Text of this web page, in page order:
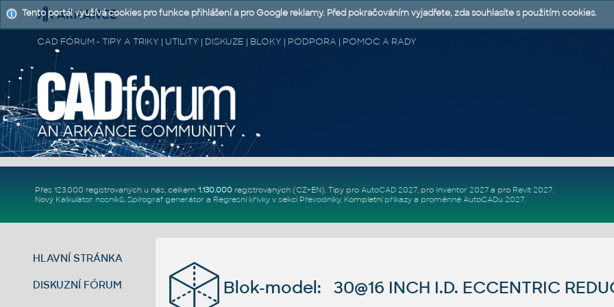
CAD FÓRUM - TIPY A TRIKY | UTILITY | DISKUZE | BLOKY | PODPORA | POMOC A RADY
Přes 123.000 registrovaných u nás, celkem 1.130.000registrovaných (CZ+EN). Tipy pro AutoCAD 2027, pro Inventor 2027a pro Revit 2027.
Nový Kalkulátor nosníků, Spirograf generátor a Regresní křivkyv sekci Převodníky. Kompletní příkazya proměnné AutoCADu 2027.
HLAVNÍ STRÁNKA
DISKUZNÍ FÓRUM Blok-model: 30@16 INCH I.D. ECCENTRIC
Tento portál využívá cookies pro funkce přihlášení a pro Google reklamy. Před pokračováním vyjadřete, zda souhlasíte s použitím cookies.